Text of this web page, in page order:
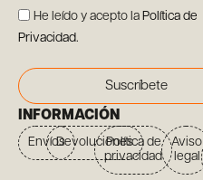
He leído y acepto la Política de
Privacidad.
Suscríbete
INFORMACIÓN
EnvíosDevolucionesPolítica de
privacidad
Aviso
legal